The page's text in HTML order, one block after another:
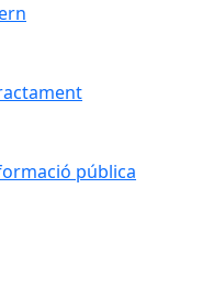
pública